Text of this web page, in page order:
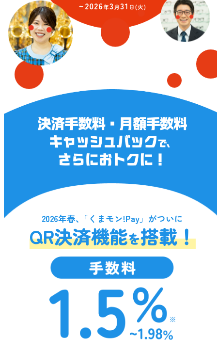
2026年春、 「 くまモン!Pay」がついに
QR決済機能を搭載！